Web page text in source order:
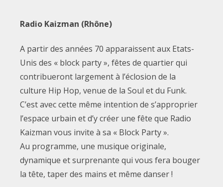
Radio Kaizman (Rhône)
A partir des années 70 apparaissent aux Etats-
Unis des « block party », fêtes de quartier qui
contribueront largement à l’éclosion de la
culture Hip Hop, venue de la Soul et du Funk.
C’est avec cette même intention de s’approprier
l’espace urbain et d’y créer une fête que Radio
Kaizman vous invite à sa « Block Party ».
Au programme, une musique originale,
dynamique et surprenante qui vous fera bouger
la tête, taper des mains et même danser !